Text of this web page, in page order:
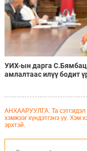
УИХ-ын дарга
амлалтаас илүү бодит
АНХААРУУЛГА: Та сэтгэгдэл
хэмжээг хүндэтгэнэ үү. Хэм
эрхтэй.